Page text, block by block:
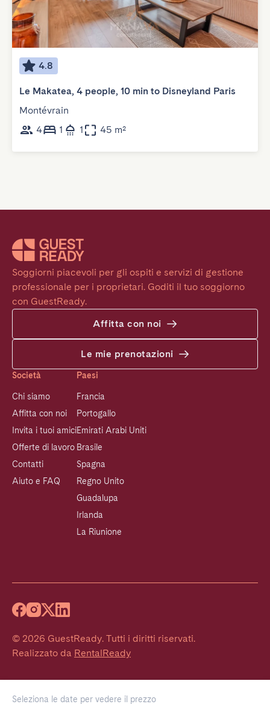
Seleziona le date per vedere il prezzo
4.8
Le Makatea, 4 people, 10 min to Disneyland Paris
Montévrain
4
1 1 45 m²
Soggiorni piacevoli per gli ospiti e servizi di gestione
professionale per i proprietari. Goditi il tuo soggiorno
con GuestReady.
Affitta con noi
Le mie prenotazioni
Società
Chi siamo
Affitta con noi
Invita i tuoi amici
Offerte di lavoro
Contatti
Aiuto e FAQ
Paesi
Francia
Portogallo
Emirati Arabi Uniti
Brasile
Spagna
Regno Unito
Guadalupa
Irlanda
La Riunione
© 2026 GuestReady. Tutti i diritti riservati.
Realizzato da RentalReady